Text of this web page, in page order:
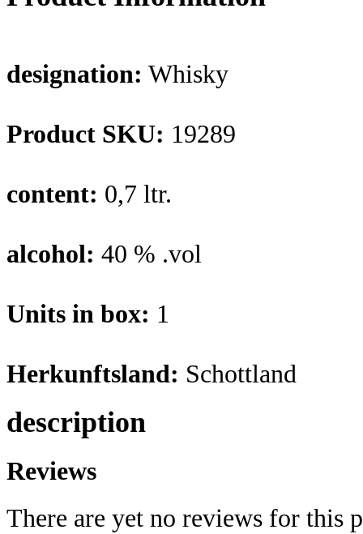
designation: Whisky
Product SKU: 19289
content: 0,7 ltr.
alcohol: 40 % .vol
Units in box: 1
Herkunftsland: Schottland
description
Reviews
There are yet no reviews for this